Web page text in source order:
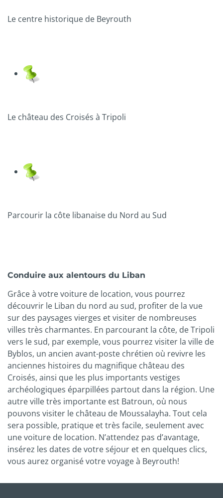
Le centre historique de Beyrouth
Le château des Croisés à Tripoli
Parcourir la côte libanaise du Nord au Sud
Conduire aux alentours du Liban
Grâce à votre voiture de location, vous pourrez
découvrir le Liban du nord au sud, profiter de la vue
sur des paysages vierges et visiter de nombreuses
villes très charmantes. En parcourant la côte, de Tripoli
vers le sud, par exemple, vous pourrez visiter la ville de
Byblos, un ancien avant-poste chrétien où revivre les
anciennes histoires du magnifique château des
Croisés, ainsi que les plus importants vestiges
archéologiques éparpillées partout dans la région. Une
autre ville très importante est Batroun, où nous
pouvons visiter le château de Moussalayha. Tout cela
sera possible, pratique et très facile, seulement avec
une voiture de location. N’attendez pas d’avantage,
insérez les dates de votre séjour et en quelques clics,
vous aurez organisé votre voyage à Beyrouth!